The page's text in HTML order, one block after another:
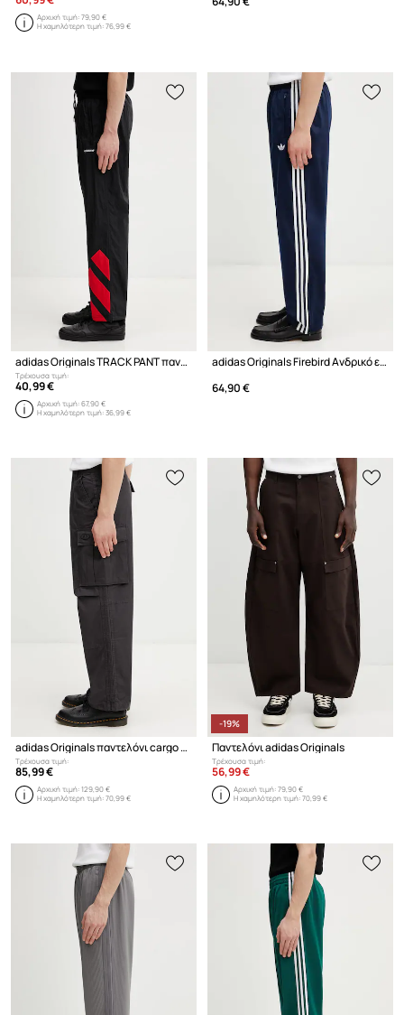
Αρχική τιμή:79,90 €
Η χαμηλότερη τιμή:76,99 €
adidas Originals TRACK PANT παντελόνι επίσημο Ανδρικό
Τρέχουσα τιμή:
40,99 €
Αρχική τιμή:67,90 €
Η χαμηλότερη τιμή:36,99 €
adidas Originals Firebird Ανδρικό επίσημο παντελόνι
64,90 €
adidas Originals παντελόνι cargo βαμβακερό Ανδρικό
Τρέχουσα τιμή:
85,99 €
Αρχική τιμή:129,90 €
Η χαμηλότερη τιμή:70,99 €
-19%
Παντελόνι adidas Originals
Τρέχουσα τιμή:
56,99 €
Αρχική τιμή:79,90 €
Η χαμηλότερη τιμή:70,99 €